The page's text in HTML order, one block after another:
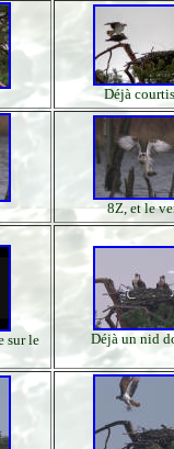
Déjà
8Z, et le
sur le
Déjà un nid